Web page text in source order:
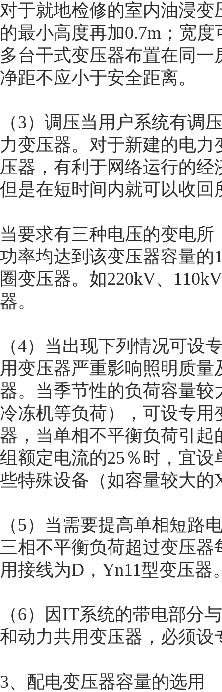
对于就地检修的室内油浸
的最小高度再加0.7m；宽
多台干式变压器布置在同
净距不应小于安全距离。
（3）调压当用户系统有调
力变压器。对于新建的电
压器，有利于网络运行的
但是在短时间内就可以收回
当要求有三种电压的变电
功率均达到该变压器容量的
圈变压器。如220kV、
器。
（4）当出现下列情况可设
用变压器严重影响照明质
器。当季节性的负荷容量
冷冻机等负荷），可设专
器，当单相不平衡负荷引
组额定电流的25％时，宜
些特殊设备（如容量较大
（5）当需要提高单相短路
三相不平衡负荷超过变压
用接线为D，Yn11型变压器
（6）因IT系统的带电部分
和动力共用变压器，必须设
3、配电变压器容量的选用